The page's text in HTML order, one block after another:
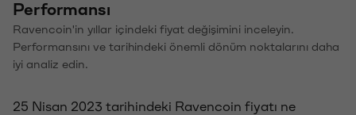
Performansı
Ravencoin'in yıllar içindeki fiyat değişimini inceleyin.
Performansını ve tarihindeki önemli dönüm noktalarını daha
iyi analiz edin.
25 Nisan 2023 tarihindeki Ravencoin fiyatı ne